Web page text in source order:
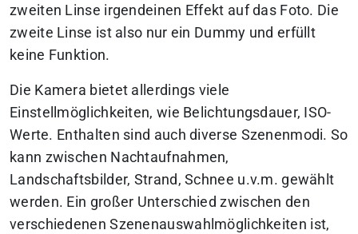
zweiten Linse irgendeinen Effekt auf das Foto. Die
zweite Linse ist also nur ein Dummy und erfüllt
keine Funktion.
Die Kamera bietet allerdings viele
Einstellmöglichkeiten, wie Belichtungsdauer, ISO-
Werte. Enthalten sind auch diverse Szenenmodi. So
kann zwischen Nachtaufnahmen,
Landschaftsbilder, Strand, Schnee u.v.m. gewählt
werden. Ein großer Unterschied zwischen den
verschiedenen Szenenauswahlmöglichkeiten ist,